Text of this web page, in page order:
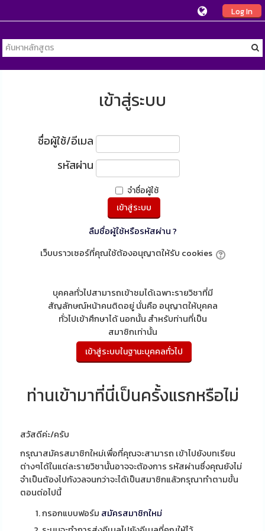
Log In
เข้าสู่ระบบ
ชื่อผู้ใช้/อีเมล
รหัสผ่าน
จำชื่อผู้ใช้
ลืมชื่อผู้ใช้หรือรหัสผ่าน ?
เว็บบราวเซอร์ที่คุณใช้ต้องอนุญาตให้รับ cookies
บุคคลทั่วไปสามารถเข้าชมได้เฉพาะรายวิชาที่มี
สัญลักษณ์หน้าคนติดอยู่ นั่นคือ อนุญาตให้บุคคล
ทั่วไปเข้าศึกษาได้ นอกนั้น สำหรับท่านที่เป็น
สมาชิกเท่านั้น
ท่านเข้ามาที่นี่เป็นครั้งแรกหรือไม่
สวัสดีค่ะ/ครับ
กรุณาสมัครสมาชิกใหม่เพื่อที่คุณจะสามารถ เข้าไปยังบทเรียน
ต่างๆได้ในแต่ละรายวิชานั้นอาจจะต้องการ รหัสผ่านซึ่งคุณยังไม่
จำเป็นต้องไปกังวลจนกว่าจะได้เป็นสมาชิกแล้วกรุณาทำตามขั้น
ตอนต่อไปนี้
กรอกแบบฟอร์ม สมัครสมาชิกใหม่